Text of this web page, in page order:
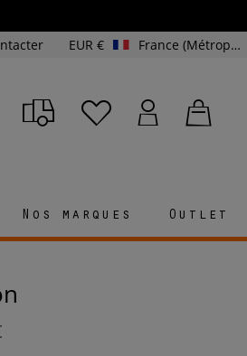
EUR € France (Métropolitaine et Corse)
Nos marques Outlet